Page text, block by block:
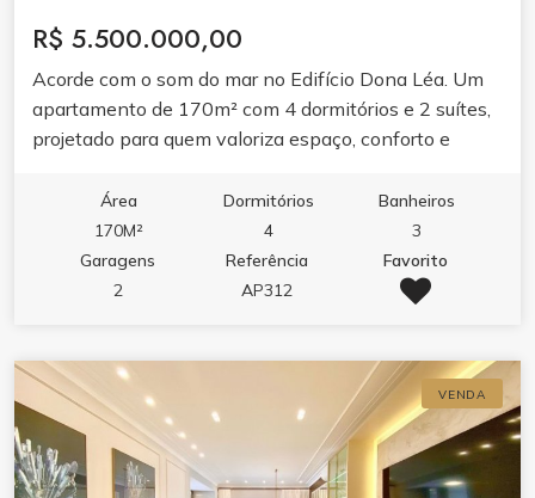
R$ 5.500.000,00
Acorde com o som do mar no Edifício Dona Léa. Um
apartamento de 170m² com 4 dormitórios e 2 suítes,
projetado para quem valoriza espaço, conforto e
varanda gourmet e churrasqueira, cozinha planejada e
ar condicionado garantem praticidade e bem-estar. O
lazer do condomínio completa a experiência com
academia, sala de jogos, salão de festas e espaço
Área
170M²
Dormitórios
4
Banheiros
3
Garagens
2
Referência
AP312
Favorito
VENDA